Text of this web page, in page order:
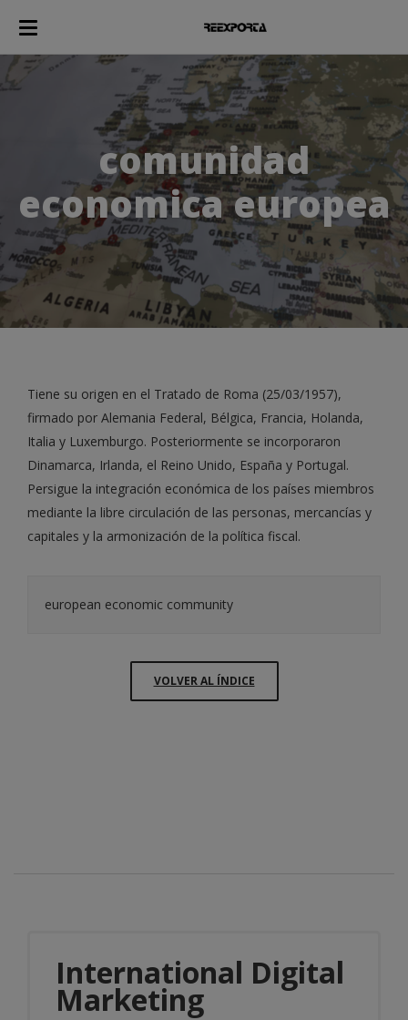
comunidad
economica europea
Tiene su origen en el Tratado de Roma (25/03/1957),
firmado por Alemania Federal, Bélgica, Francia, Holanda,
Italia y Luxemburgo. Posteriormente se incorporaron
Dinamarca, Irlanda, el Reino Unido, España y Portugal.
Persigue la integración económica de los países miembros
mediante la libre circulación de las personas, mercancías y
capitales y la armonización de la política fiscal.
european economic community
VOLVER AL ÍNDICE
International Digital
Marketing